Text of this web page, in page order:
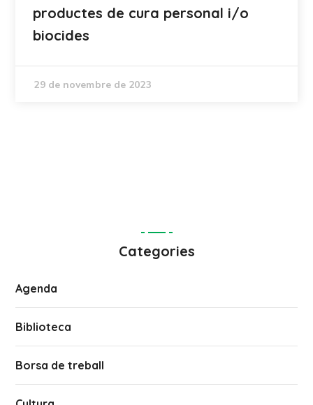
productes de cura personal i/o
biocides
29 de novembre de 2023
Categories
Agenda
Biblioteca
Borsa de treball